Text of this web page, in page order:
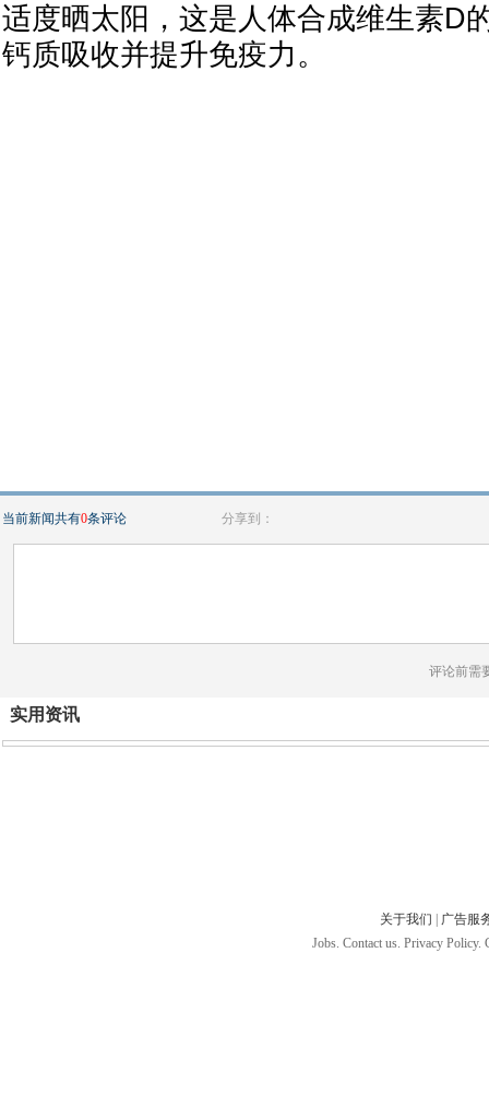
适度晒太阳，这是人体合成维生素D
钙质吸收并提升免疫力。
当前新闻共有0条评论 分享到：
评论前需
实用资讯
关于我们
广告服
Jobs. Contact us. Privacy